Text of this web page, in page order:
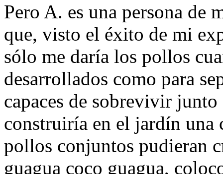
Pero A. es una persona de
que, visto el éxito de mi
sólo me daría los pollos
desarrollados como para
capaces de sobrevivir
construiría en el jardín una
pollos conjuntos pudieran
guagua coco guagua,